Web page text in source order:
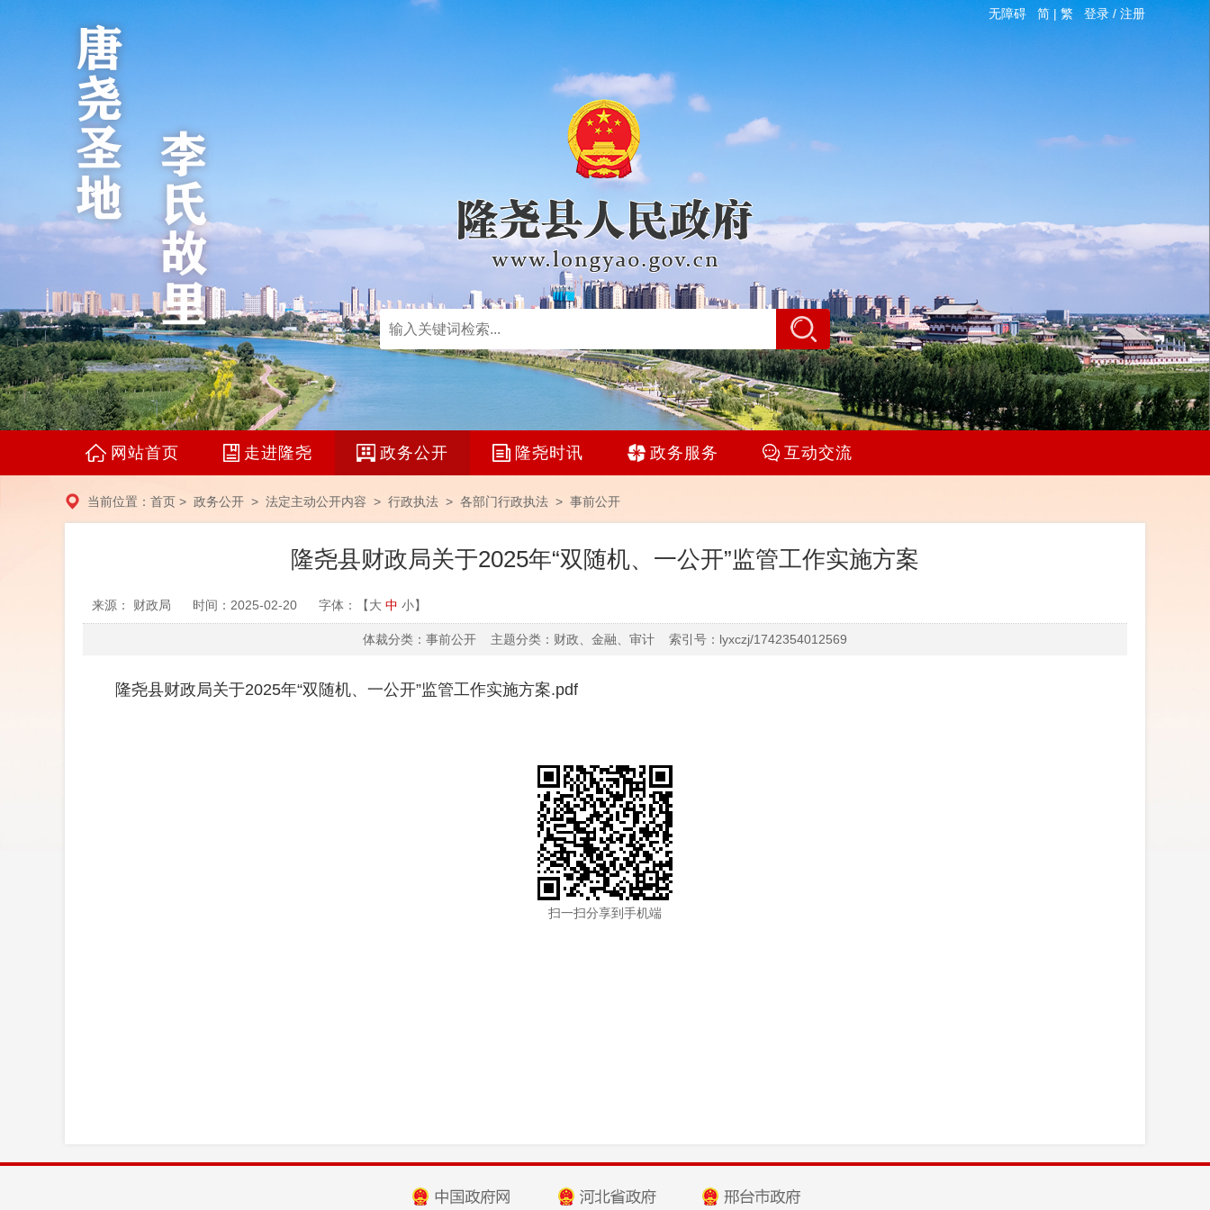
无障碍 简 |繁 登录/ 注册
网站首页 走进隆尧 政务公开 隆尧时讯 政务服务 互动交流
当前位置： 首页 > 政务公开 > 法定主动公开内容 > 行政执法 > 各部门行政执法 > 事前公开
隆尧县财政局关于2025年“双随机、一公开”监管工作实施方案
来源： 财政局 时间：2025-02-20 字体：【大 中 小】
体裁分类：事前公开 主题分类：财政、金融、审计 索引号：lyxczj/1742354012569
隆尧县财政局关于2025年“双随机、一公开”监管工作实施方案.pdf
扫一扫分享到手机端